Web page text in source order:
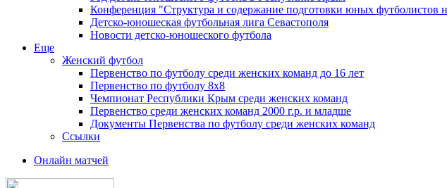
Конференция "Структура и содержание подготовки юных футболистов
Детско-юношеская футбольная лига Севастополя
Новости детско-юношеского футбола
Еще
Женский футбол
Первенство по футболу среди женских команд до 16 лет
Первенство по футболу 8х8
Чемпионат Республики Крым среди женских команд
Первенство среди женских команд 2000 г.р. и младше
Документы Первенства по футболу среди женских команд
Ссылки
Онлайн матчей